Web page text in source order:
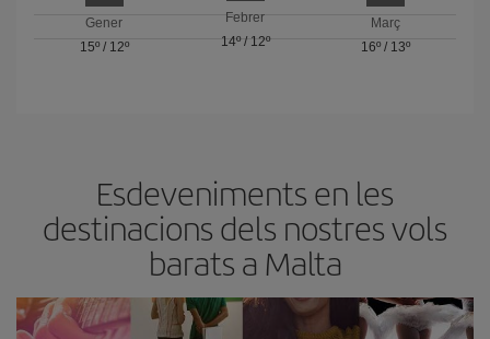
Gener
15º/ 12º
Febrer
14º/ 12º
Març
16º / 13º
Esdeveniments en les
destinacions dels nostres vols
barats a Malta